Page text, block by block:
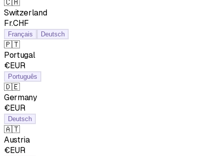
🇨🇭
Switzerland
Fr.CHF
Français Deutsch
🇵🇹
Portugal
€EUR
Português
🇩🇪
Germany
€EUR
Deutsch
🇦🇹
Austria
€EUR